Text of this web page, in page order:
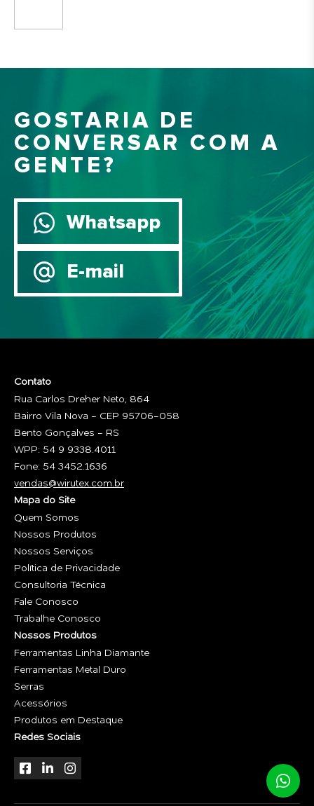
GOSTARIA DE
CONVERSAR COM A
GENTE?
Whatsapp
E-mail
Contato
Rua Carlos Dreher Neto, 864
Bairro Vila Nova - CEP 95706-058
Bento Gonçalves - RS
WPP: 54 9 9338.4011
Fone: 54 3452.1636
vendas@wirutex.com.br
Mapa do Site
Quem Somos
Nossos Produtos
Nossos Serviços
Política de Privacidade
Consultoria Técnica
Fale Conosco
Trabalhe Conosco
Nossos Produtos
Ferramentas Linha Diamante
Ferramentas Metal Duro
Serras
Acessórios
Produtos em Destaque
Redes Sociais